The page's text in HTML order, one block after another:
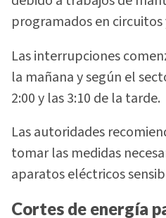
programados en
Las interrupciones
la mañana y según el
2:00 y las 3:10 de la tarde.
Las autoridades
tomar las medidas
aparatos eléctricos
Cortes de energía